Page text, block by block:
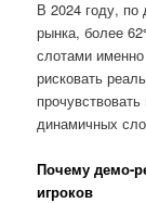
В 2024 году, по
рынка, более
слотами
рисковать
динамичных
Почему демо-
игроков